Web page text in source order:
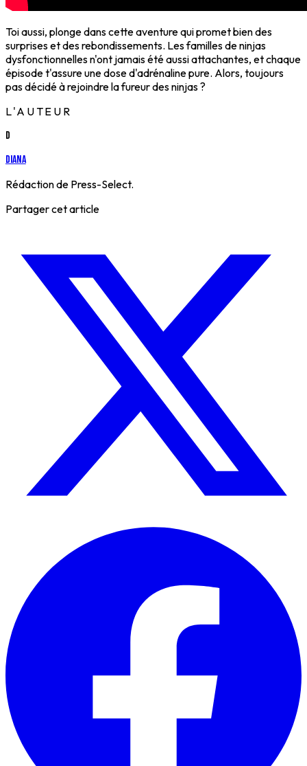
Toi aussi, plonge dans cette aventure qui promet bien des
surprises et des rebondissements. Les familles de ninjas
dysfonctionnelles n'ont jamais été aussi attachantes, et chaque
épisode t'assure une dose d'adrénaline pure. Alors, toujours
pas décidé à rejoindre la fureur des ninjas ?
L'AUTEUR
D
Diana
Rédaction de Press-Select.
Partager cet article